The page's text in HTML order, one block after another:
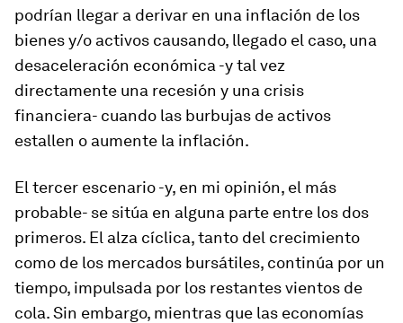
podrían llegar a derivar en una inflación de los
bienes y/o activos causando, llegado el caso, una
desaceleración económica -y tal vez
directamente una recesión y una crisis
financiera- cuando las burbujas de activos
estallen o aumente la inflación.
El tercer escenario -y, en mi opinión, el más
probable- se sitúa en alguna parte entre los dos
primeros. El alza cíclica, tanto del crecimiento
como de los mercados bursátiles, continúa por un
tiempo, impulsada por los restantes vientos de
cola. Sin embargo, mientras que las economías